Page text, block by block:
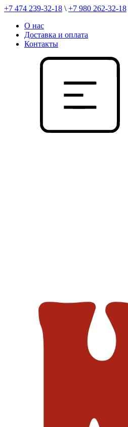
+7 474 239-32-18 \ +7 980 262-32-18
О нас
Доставка и оплата
Контакты